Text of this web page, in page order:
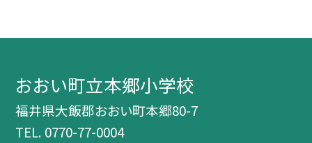
おおい町立本郷小学校
福井県大飯郡おおい町本郷80-7
TEL. 0770-77-0004